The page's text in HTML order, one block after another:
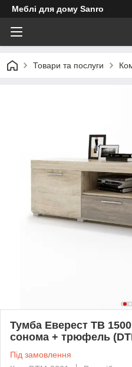
Меблі для дому Sanro
Товари та послуги
Тумба Еверест ТВ
сонома + трюфель
Під замовлення